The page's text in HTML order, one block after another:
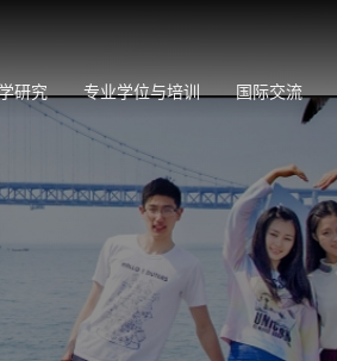
研究 专业学位与培训 国际交流